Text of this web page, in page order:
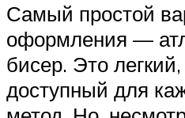
Самый простой
оформления —
бисер. Это
доступный для